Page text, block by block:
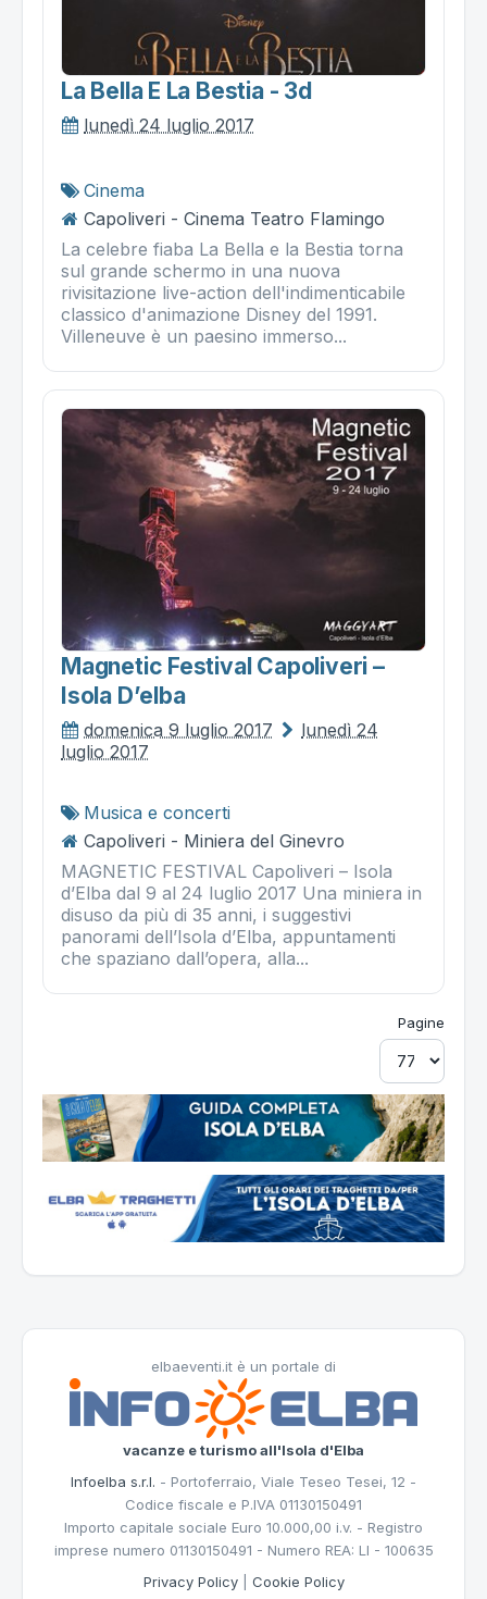
La Bella E La Bestia - 3d
lunedì 24 luglio 2017
Cinema
Capoliveri - Cinema Teatro Flamingo
La celebre fiaba La Bella e la Bestia torna
sul grande schermo in una nuova
rivisitazione live-action dell'indimenticabile
classico d'animazione Disney del 1991.
Villeneuve è un paesino immerso...
Magnetic Festival Capoliveri –
Isola D’elba
domenica 9 luglio 2017
lunedì 24
luglio 2017
Musica e concerti
Capoliveri - Miniera del Ginevro
MAGNETIC FESTIVAL Capoliveri – Isola
d’Elba dal 9 al 24 luglio 2017 Una miniera in
disuso da più di 35 anni, i suggestivi
panorami dell’Isola d’Elba, appuntamenti
che spaziano dall’opera, alla...
Pagine
elbaeventi.it è un portale di
vacanze e turismo all'Isola d'Elba
Infoelba s.r.l. - Portoferraio, Viale Teseo Tesei, 12 -
Codice fiscale e P.IVA 01130150491
Importo capitale sociale Euro 10.000,00 i.v. - Registro
imprese numero 01130150491 - Numero REA: LI - 100635
Privacy Policy| Cookie Policy